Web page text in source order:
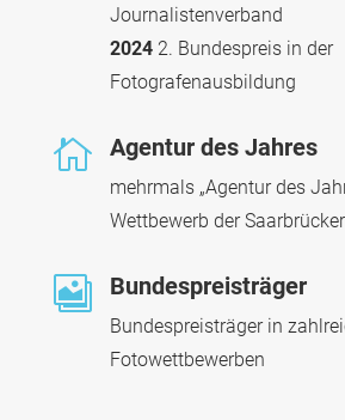
Journalistenverband
20242. Bundespreis in der
Fotografenausbildung
 Agentur des Jahres
mehrmals „Agentur des
Wettbewerb der
 Bundespreisträger
Bundespreisträger in
Fotowettbewerben